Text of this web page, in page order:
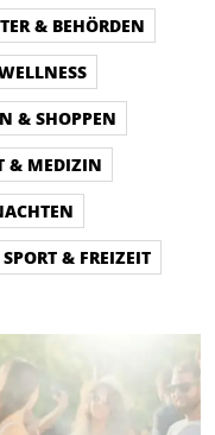
& BEHÖRDEN
& SHOPPEN
& MEDIZIN
SPORT & FREIZEIT